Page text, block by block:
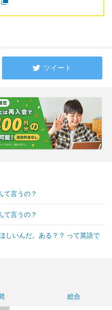
ツイート
言うの？
て言うの？
しいんだ。ある？？ って英語で
総合